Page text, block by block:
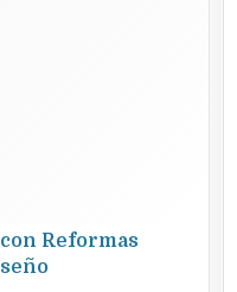
Reformas